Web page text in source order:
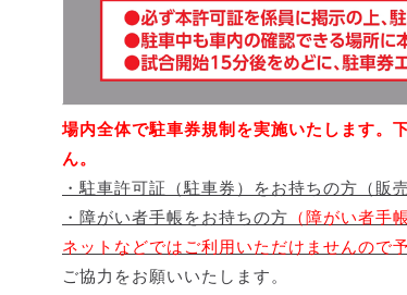
場内全体で駐車券規制を実施いたします。
ん。
・駐車許可証（駐車券）をお持ちの方（販
・障がい者手帳をお持ちの方 （障がい者
ネットなどではご利用いただけませんので
ご協力をお願いいたします。